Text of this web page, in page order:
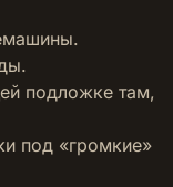
подложке там,
под «громкие»